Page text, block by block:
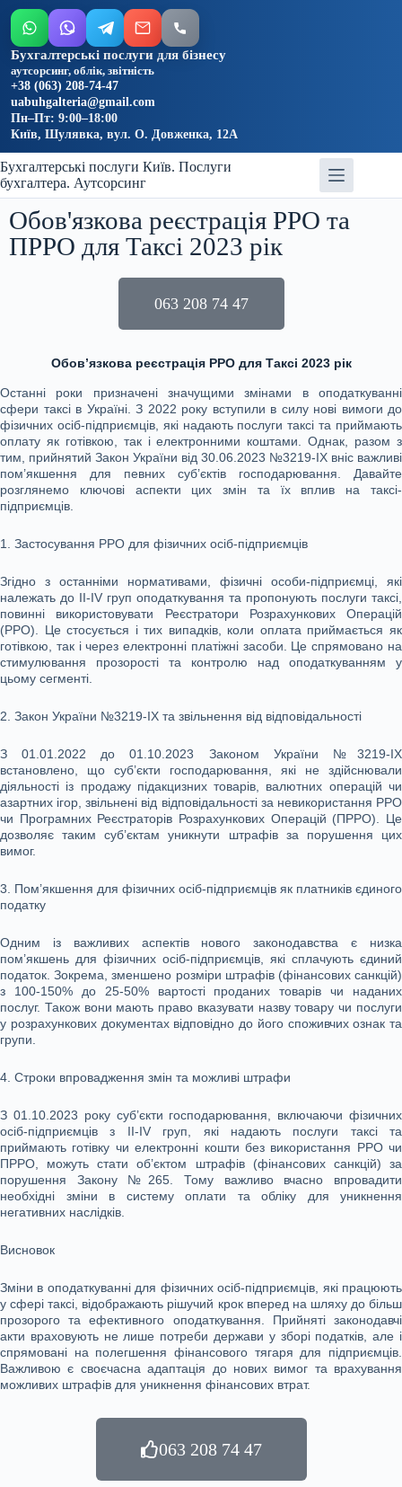
Бухгалтерські послуги для бізнесу
аутсорсинг, облік, звітність
+38 (063) 208-74-47
uabuhgalteria@gmail.com
Пн–Пт: 9:00–18:00
Київ, Шулявка, вул. О. Довженка, 12А
Бухгалтерські послуги Київ. Послуги
бухгалтера. Аутсорсинг
Обов'язкова реєстрація РРО та
ПРРО для Таксі 2023 рік
063 208 74 47
Обов’язкова реєстрація РРО для Таксі 2023 рік
Останні роки призначені значущими змінами в оподаткуванні
сфери таксі в Україні. З 2022 року вступили в силу нові вимоги до
фізичних осіб-підприємців, які надають послуги таксі та приймають
оплату як готівкою, так і електронними коштами. Однак, разом з
тим, прийнятий Закон України від 30.06.2023 №3219-ІХ вніс важливі
пом’якшення для певних суб’єктів господарювання. Давайте
розглянемо ключові аспекти цих змін та їх вплив на таксі-
підприємців.
1. Застосування РРО для фізичних осіб-підприємців
Згідно з останніми нормативами, фізичні особи-підприємці, які
належать до ІІ-ІV груп оподаткування та пропонують послуги таксі,
повинні використовувати Реєстратори Розрахункових Операцій
(РРО). Це стосується і тих випадків, коли оплата приймається як
готівкою, так і через електронні платіжні засоби. Це спрямовано на
стимулювання прозорості та контролю над оподаткуванням у
цьому сегменті.
2. Закон України №3219-ІХ та звільнення від відповідальності
З 01.01.2022 до 01.10.2023 Законом України №3219-ІХ
встановлено, що суб’єкти господарювання, які не здійснювали
діяльності із продажу підакцизних товарів, валютних операцій чи
азартних ігор, звільнені від відповідальності за невикористання РРО
чи Програмних Реєстраторів Розрахункових Операцій (ПРРО). Це
дозволяє таким суб’єктам уникнути штрафів за порушення цих
вимог.
3. Пом’якшення для фізичних осіб-підприємців як платників єдиного
податку
Одним із важливих аспектів нового законодавства є низка
пом’якшень для фізичних осіб-підприємців, які сплачують єдиний
податок. Зокрема, зменшено розміри штрафів (фінансових санкцій)
з 100-150% до 25-50% вартості проданих товарів чи наданих
послуг. Також вони мають право вказувати назву товару чи послуги
у розрахункових документах відповідно до його споживчих ознак та
групи.
4. Строки впровадження змін та можливі штрафи
З 01.10.2023 року суб’єкти господарювання, включаючи фізичних
осіб-підприємців з ІІ-ІV груп, які надають послуги таксі та
приймають готівку чи електронні кошти без використання РРО чи
ПРРО, можуть стати об’єктом штрафів (фінансових санкцій) за
порушення Закону №265. Тому важливо вчасно впровадити
необхідні зміни в систему оплати та обліку для уникнення
негативних наслідків.
Висновок
Зміни в оподаткуванні для фізичних осіб-підприємців, які працюють
у сфері таксі, відображають рішучий крок вперед на шляху до більш
прозорого та ефективного оподаткування. Прийняті законодавчі
акти враховують не лише потреби держави у зборі податків, але і
спрямовані на полегшення фінансового тягаря для підприємців.
Важливою є своєчасна адаптація до нових вимог та врахування
можливих штрафів для уникнення фінансових втрат.
063 208 74 47